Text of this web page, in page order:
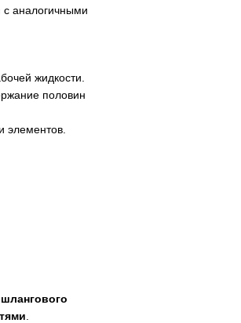
с аналогичными
жидкости.
половин
элементов.